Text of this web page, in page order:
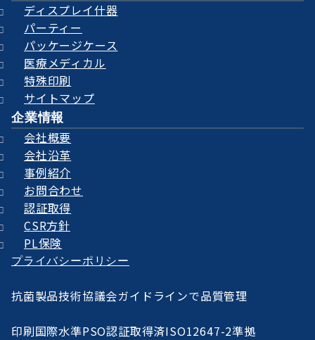
ディスプレイ什器
パーティー
パッケージケース
医療メディカル
特殊印刷
サイトマップ
企業情報
会社概要
会社沿革
事例紹介
お問合わせ
認証取得
CSR方針
PL保険
プライバシーポリシー
抗菌製品技術協議会ガイドラインで品質管理
印刷国際水準PSO認証取得済ISO12647-2準拠